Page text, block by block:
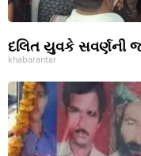
દલિત યુવકે સવર્ણની
khabarantar